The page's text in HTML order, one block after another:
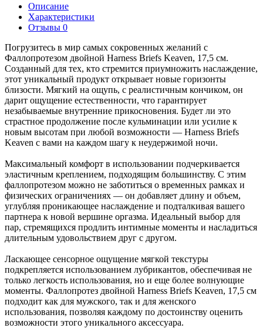
Описание
Характеристики
Отзывы 0
Погрузитесь в мир самых сокровенных желаний с
Фаллопротезом двойной Harness Briefs Keaven, 17,5 см.
Созданный для тех, кто стремится приумножить наслаждение,
этот уникальный продукт открывает новые горизонты
близости. Мягкий на ощупь, с реалистичным кончиком, он
дарит ощущение естественности, что гарантирует
незабываемые внутренние прикосновения. Будет ли это
страстное продолжение после кульминации или усилие к
новым высотам при любой возможности — Harness Briefs
Keaven с вами на каждом шагу к неудержимой ночи.
Максимальный комфорт в использовании подчеркивается
эластичным креплением, подходящим большинству. С этим
фаллопротезом можно не заботиться о временных рамках и
физических ограничениях — он добавляет длину и объем,
углубляя проникающее наслаждение и подталкивая вашего
партнера к новой вершине оргазма. Идеальный выбор для
пар, стремящихся продлить интимные моменты и насладиться
длительным удовольствием друг с другом.
Ласкающее сенсорное ощущение мягкой текстуры
подкрепляется использованием лубрикантов, обеспечивая не
только легкость использования, но и еще более волнующие
моменты. Фаллопротез двойной Harness Briefs Keaven, 17,5 см
подходит как для мужского, так и для женского
использования, позволяя каждому по достоинству оценить
возможности этого уникального аксессуара.